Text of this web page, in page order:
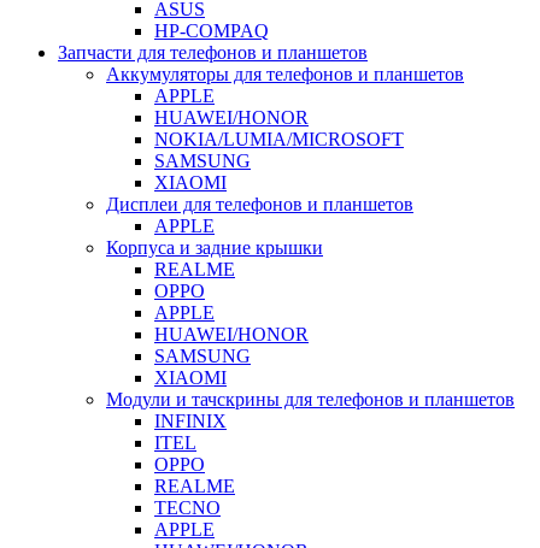
ASUS
HP-COMPAQ
Запчасти для телефонов и планшетов
Аккумуляторы для телефонов и планшетов
APPLE
HUAWEI/HONOR
NOKIA/LUMIA/MICROSOFT
SAMSUNG
XIAOMI
Дисплеи для телефонов и планшетов
APPLE
Корпуса и задние крышки
REALME
OPPO
APPLE
HUAWEI/HONOR
SAMSUNG
XIAOMI
Модули и тачскрины для телефонов и планшетов
INFINIX
ITEL
OPPO
REALME
TECNO
APPLE